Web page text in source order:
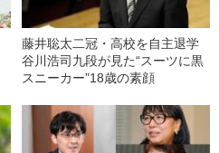
藤井聡太二冠・高校を自主退学
谷川浩司九段が見た“スーツに黒
スニーカー”18歳の素顔